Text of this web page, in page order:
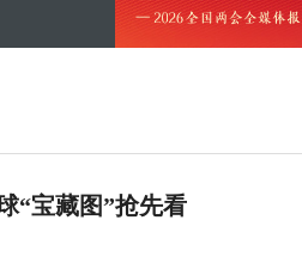
“宝藏图”抢先看